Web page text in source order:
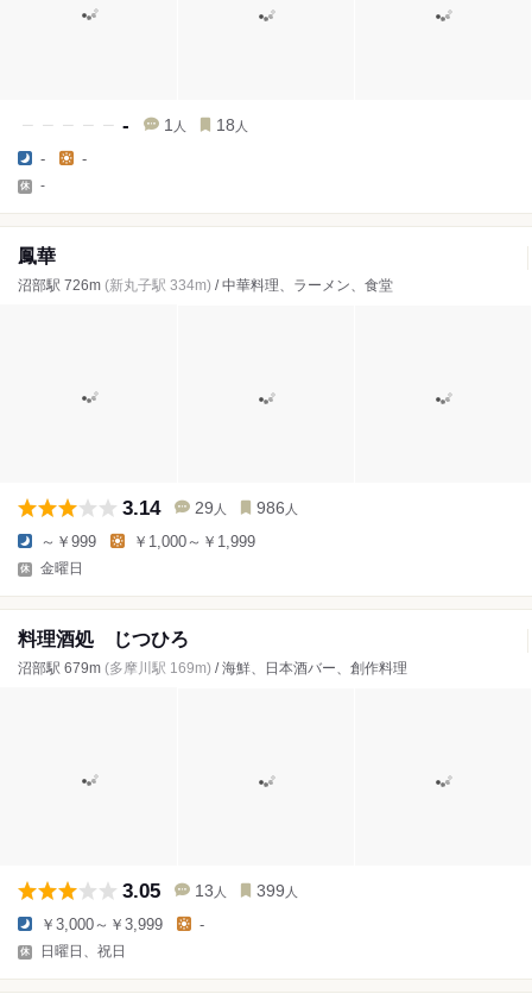
- 1 人 18 人
- -
-
鳳華
沼部駅 726m (新丸子駅 334m) / 中華料理、ラーメン、食堂
3.14 29 人 986 人
～￥999 ￥1,000～￥1,999
金曜日
料理酒処 じつひろ
沼部駅 679m (多摩川駅 169m) / 海鮮、日本酒バー、創作料理
3.05 13 人 399 人
￥3,000～￥3,999 -
日曜日、祝日